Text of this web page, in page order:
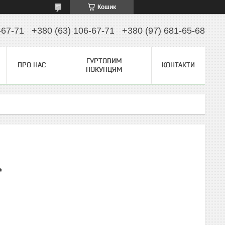
Кошик
71 +380 (63) 106-67-71 +380 (97) 681-65-68
ПРО НАС
ГУРТОВИМ
ПОКУПЦЯМ
КОНТАКТИ